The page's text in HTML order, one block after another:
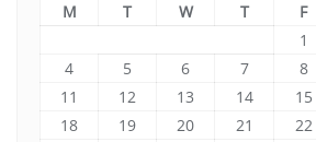
M T W T F
1
4
5 6 7 8
11
12 13 14 15
18
19 20 21 22